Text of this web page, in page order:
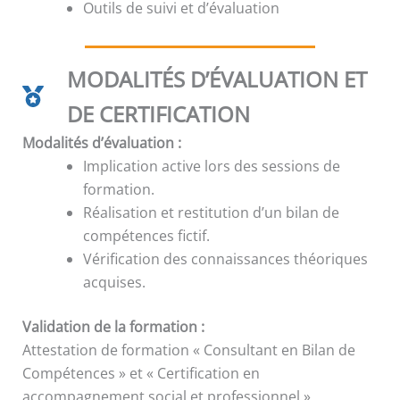
Outils de suivi et d’évaluation
MODALITÉS D’ÉVALUATION ET
DE CERTIFICATION
Modalités d’évaluation :
Implication active lors des sessions de
formation.
Réalisation et restitution d’un bilan de
compétences fictif.
Vérification des connaissances théoriques
acquises.
Validation de la formation :
Attestation de formation « Consultant en Bilan de
Compétences » et « Certification en